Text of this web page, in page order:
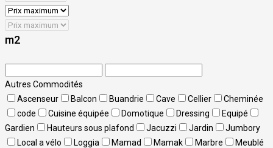
m2
Autres Commodités
Ascenseur
Balcon Buandrie Cave Cellier
Cheminée
code
Cuisine équipée Domotique Dressing
Equipé
Gardien
Hauteurs sous plafond Jacuzzi Jardin
Jumbory
Local a vélo
Loggia Mamad Mamak Marbre
Meublé